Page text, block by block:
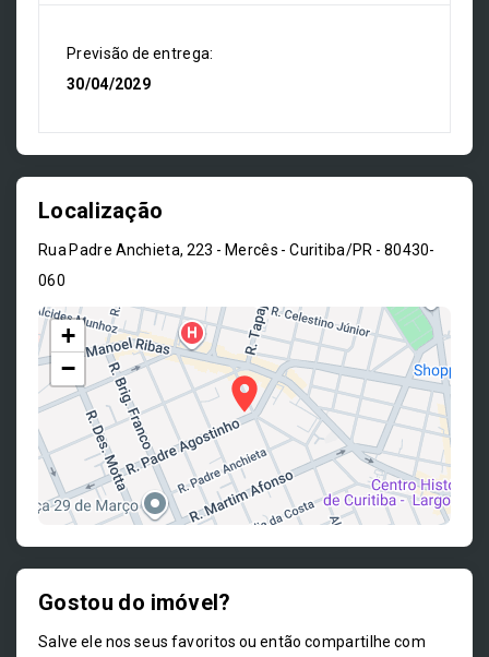
Previsão de entrega:
30/04/2029
Localização
Rua Padre Anchieta, 223 - Mercês - Curitiba/PR - 80430-
060
+
−
Gostou do imóvel?
Salve ele nos seus favoritos ou então compartilhe com